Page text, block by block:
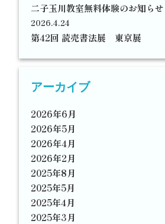
二子玉川教室無料体験のお知らせ
2026.4.24
第42回 読売書法展 東京展
アーカイブ
2026年6月
2026年5月
2026年4月
2026年2月
2025年8月
2025年5月
2025年4月
2025年3月